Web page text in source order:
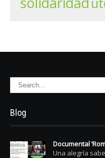
Blog
Documental
Una alegría